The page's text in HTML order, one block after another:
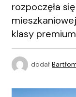
rozpoczęła
klasy
dodał